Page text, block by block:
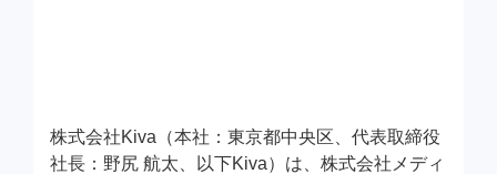
株式会社Kiva（本社：東京都中央区、代表取締役
社長：野尻 航太、以下Kiva）は、株式会社メディ